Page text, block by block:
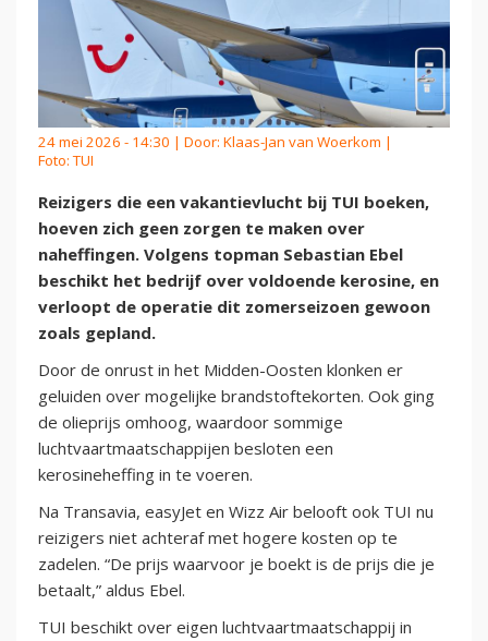
24 mei 2026 - 14:30 | Door: Klaas-Jan van Woerkom |
Foto: TUI
Reizigers die een vakantievlucht bij TUI boeken,
hoeven zich geen zorgen te maken over
naheffingen. Volgens topman Sebastian Ebel
beschikt het bedrijf over voldoende kerosine, en
verloopt de operatie dit zomerseizoen gewoon
zoals gepland.
Door de onrust in het Midden-Oosten klonken er
geluiden over mogelijke brandstoftekorten. Ook ging
de olieprijs omhoog, waardoor sommige
luchtvaartmaatschappijen besloten een
kerosineheffing in te voeren.
Na Transavia, easyJet en Wizz Air belooft ook TUI nu
reizigers niet achteraf met hogere kosten op te
zadelen. “De prijs waarvoor je boekt is de prijs die je
betaalt,” aldus Ebel.
TUI beschikt over eigen luchtvaartmaatschappij in